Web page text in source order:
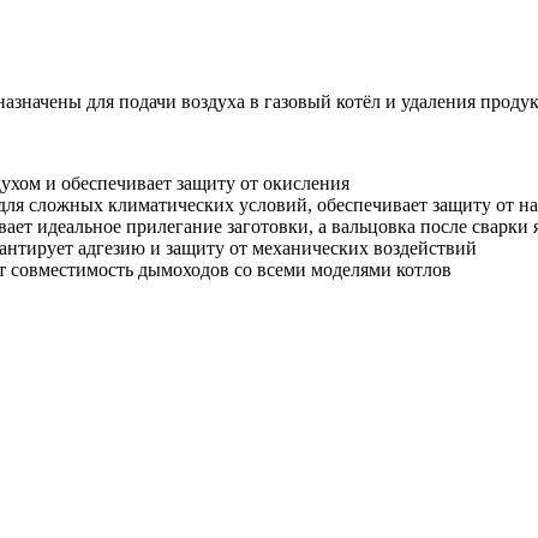
для подачи воздуха в газовый котёл и удаления
и обеспечивает защиту от окисления
сложных климатических условий, обеспечивает защиту от
идеальное прилегание заготовки, а вальцовка после
адгезию и защиту от механических воздействий
дымоходов со всеми моделями котлов